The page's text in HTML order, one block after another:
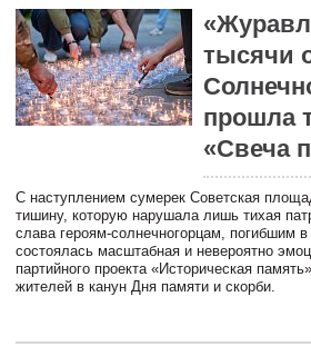
тысячи
прошла
«Свеча
С наступлением сумерек Советская
тишину, которую нарушала лишь тихая
слава героям-солнечногорцам, погибшим
состоялась масштабная и невероятно
партийного проекта «Историческая
жителей в канун Дня памяти и скорби.